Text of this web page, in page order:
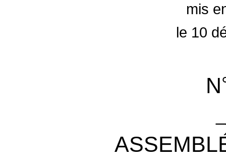
mis
le 10
N